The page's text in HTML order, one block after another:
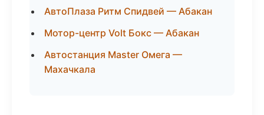
АвтоПлаза Ритм Спидвей — Абакан
Мотор-центр Volt Бокс — Абакан
Автостанция Master Омега —
Махачкала